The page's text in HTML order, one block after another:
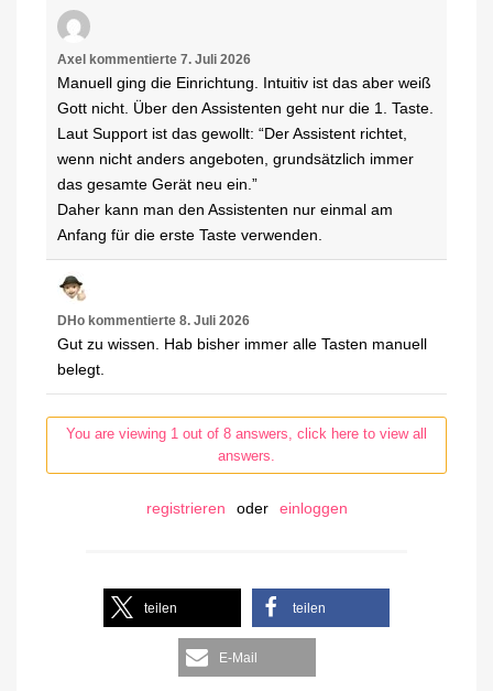
Axel kommentierte 7. Juli 2026
Manuell ging die Einrichtung. Intuitiv ist das aber weiß
Gott nicht. Über den Assistenten geht nur die 1. Taste.
Laut Support ist das gewollt: “Der Assistent richtet,
wenn nicht anders angeboten, grundsätzlich immer
das gesamte Gerät neu ein.”
Daher kann man den Assistenten nur einmal am
Anfang für die erste Taste verwenden.
DHo kommentierte 8. Juli 2026
Gut zu wissen. Hab bisher immer alle Tasten manuell
belegt.
You are viewing 1 out of 8 answers, click here to view all
answers.
registrieren oder einloggen
teilen teilen
E-Mail